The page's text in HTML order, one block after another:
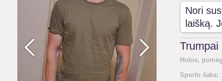
Nori
laišką.
Trumpai
Hobis,
Sporto šaka: